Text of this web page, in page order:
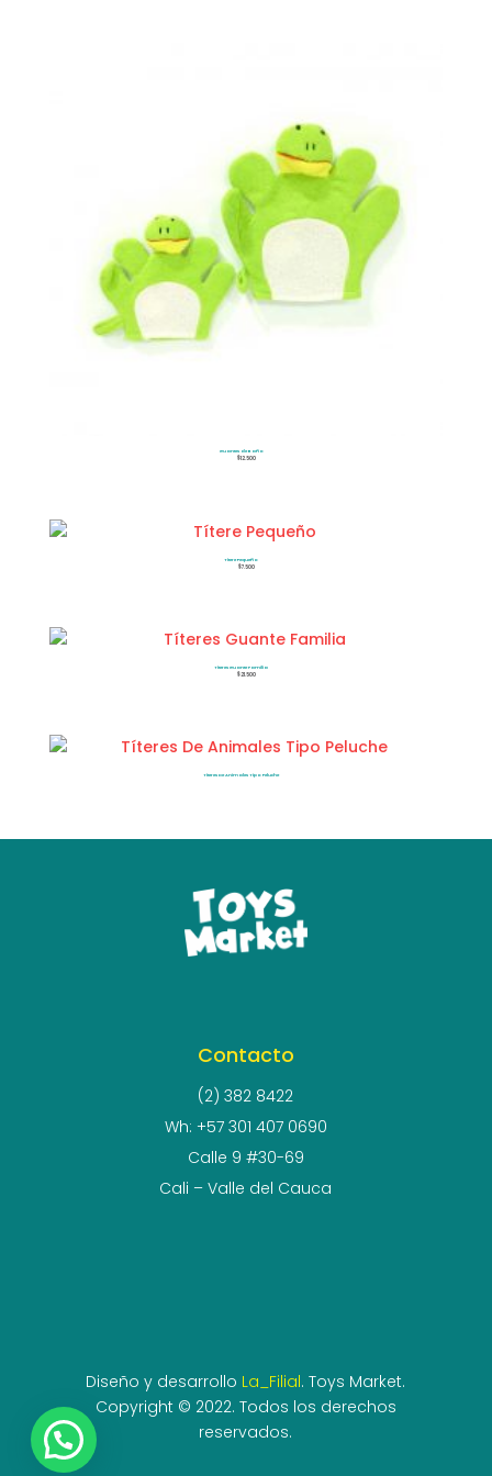
Guantes de Baño
$12.500
Títere Pequeño
$7.500
Títeres Guante Familia
$21.500
Títeres De Animales Tipo Peluche
Contacto
(2) 382 8422
Wh: +57 301 407 0690
Calle 9 #30-69
Cali – Valle del Cauca
Diseño y desarrollo La_Filial. Toys Market.
Copyright © 2022. Todos los derechos
reservados.